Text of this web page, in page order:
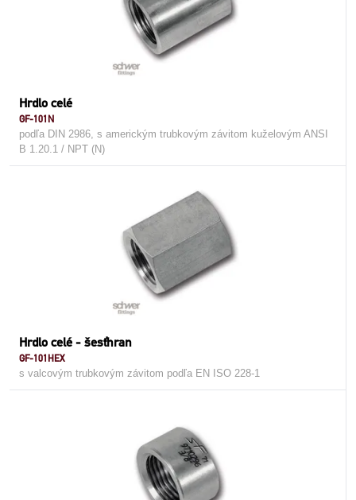
Hrdlo celé
GF-101N
podľa DIN 2986, s americkým trubkovým závitom kuželovým ANSI
B 1.20.1 / NPT (N)
Hrdlo celé - šesťhran
GF-101HEX
s valcovým trubkovým závitom podľa EN ISO 228-1